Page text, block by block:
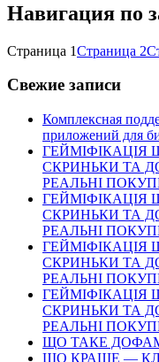
Навигация по
Страница 1Страница 2
Свежие записи
Комплексная
приложений для
ГЕЙМІФІКАЦІЯ
СКРИНЬКИ ТА
РЕАЛЬНІ
ГЕЙМІФІКАЦІЯ
СКРИНЬКИ ТА
РЕАЛЬНІ
ГЕЙМІФІКАЦІЯ
СКРИНЬКИ ТА
РЕАЛЬНІ
ГЕЙМІФІКАЦІЯ
СКРИНЬКИ ТА
РЕАЛЬНІ
ЩО ТАКЕ
ЩО КРАЩЕ —